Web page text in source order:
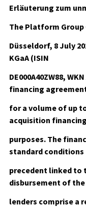
Erläuterung zum
The Platform
Düsseldorf, 8 July
KGaA (ISIN
DE000A40ZW88,
financing
for a volume of up
acquisition financing
purposes. The
standard conditions
precedent linked to
disbursement of
lenders comprise a